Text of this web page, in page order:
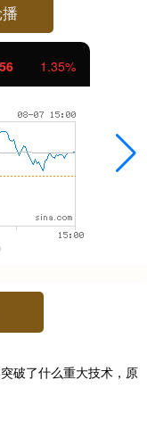
0.17%
破了什么重大技术，原